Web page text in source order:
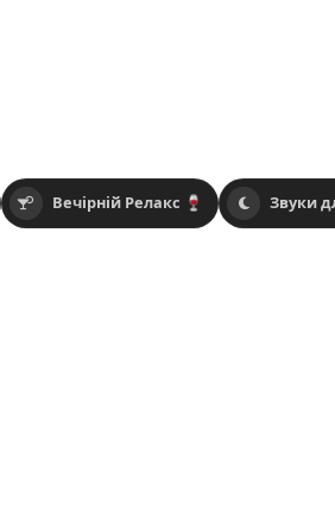
Вечірній Релакс 🍷 Звуки